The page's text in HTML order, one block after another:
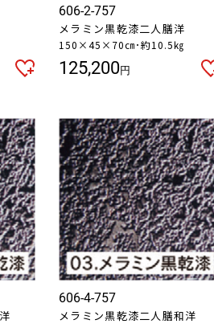
606-2-757
メラミン黒乾漆二人膳洋
150×45×70㎝･約10.5㎏
125,200円
606-4-757
メラミン黒乾漆二人膳和洋